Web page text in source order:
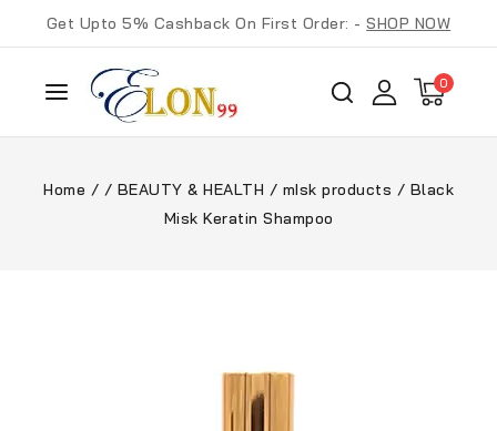
Get Upto 5% Cashback On First Order: -SHOP NOW
0
Home / / BEAUTY & HEALTH / mIsk products / Black
Misk Keratin Shampoo